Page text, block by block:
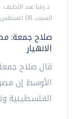
د.رشا عبد اللطيف
السبت، 08 اغسطس 2026 01:48 ص
صلاح جمعة:
الانهيار
قال صلاح
الأوسط إن
الفلسطينية